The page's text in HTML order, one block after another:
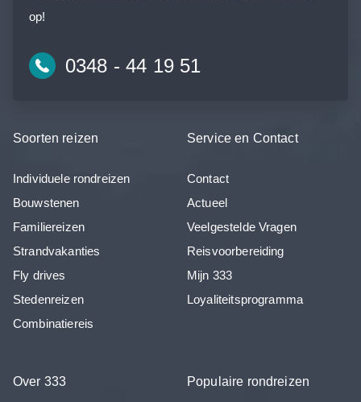
op!
0348 - 44 19 51
Soorten reizen
Individuele rondreizen
Bouwstenen
Familiereizen
Strandvakanties
Fly drives
Stedenreizen
Combinatiereis
Service en Contact
Contact
Actueel
Veelgestelde Vragen
Reisvoorbereiding
Mijn 333
Loyaliteitsprogramma
Over 333 Populaire rondreizen